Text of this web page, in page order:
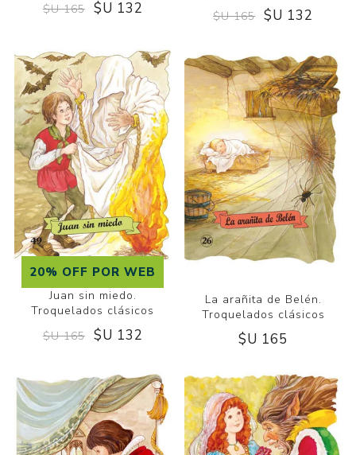
$U 165 $U 132
$U 165 $U 132
20% OFF POR WEB
Juan sin miedo.
Troquelados clásicos
$U 165 $U 132
La arañita de Belén.
Troquelados clásicos
$U 165